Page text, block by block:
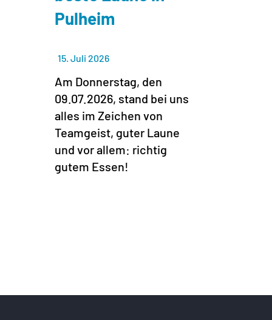
Pulheim
15. Juli 2026
Am Donnerstag, den
09.07.2026, stand bei uns
alles im Zeichen von
Teamgeist, guter Laune
und vor allem: richtig
gutem Essen!